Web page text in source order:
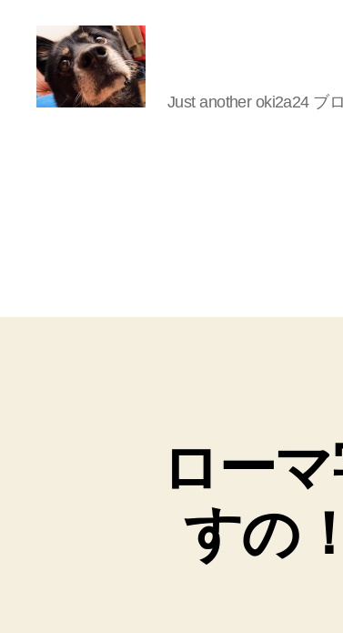
Just another oki2a24 ブ
ロー
すの